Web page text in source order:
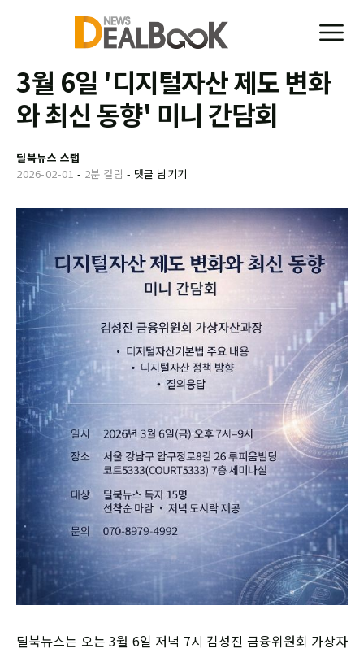
3월 6일 '디지털자산 제도 변화
와 최신 동향' 미니 간담회
딜북뉴스 스탭
2026-02-01 - 2분 걸림 - 댓글 남기기
딜북뉴스는 오는 3월 6일 저녁 7시 김성진 금융위원회 가상자